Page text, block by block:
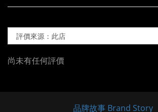
尚未有任何評價
品牌故事 Brand Story